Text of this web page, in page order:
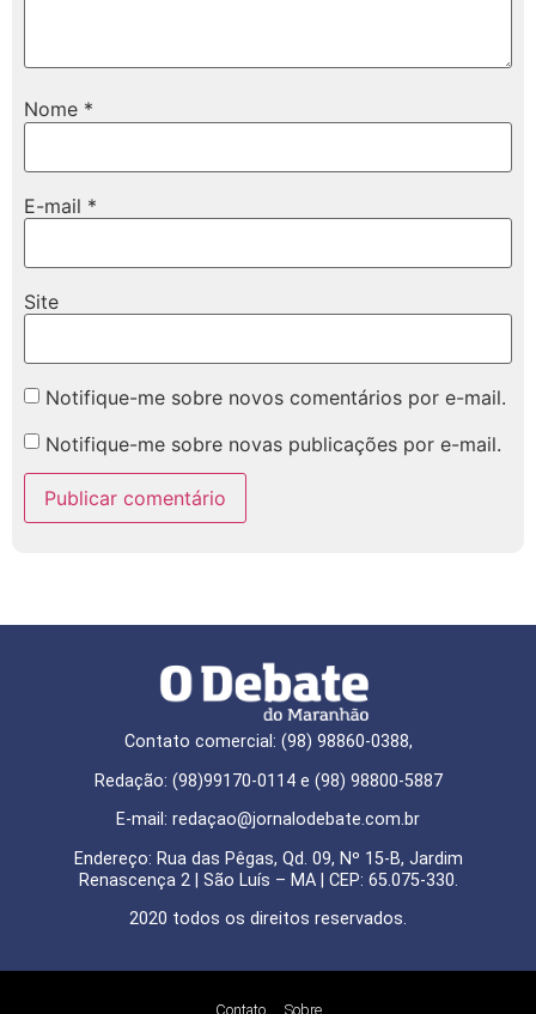
Nome *
E-mail *
Site
Notifique-me sobre novos comentários por e-mail.
Notifique-me sobre novas publicações por e-mail.
Contato comercial: (98) 98860-0388,
Redação: (98)99170-0114 e (98) 98800-5887
E-mail: redaçao@jornalodebate.com.br
Endereço: Rua das Pêgas, Qd. 09, Nº 15-B, Jardim
Renascença 2 | São Luís – MA | CEP: 65.075-330.
2020 todos os direitos reservados.
Contato Sobre